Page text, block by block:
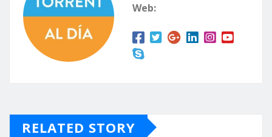
Web:
RELATED STORY